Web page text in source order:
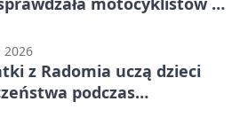
z Radomia uczą dzieci
podczas